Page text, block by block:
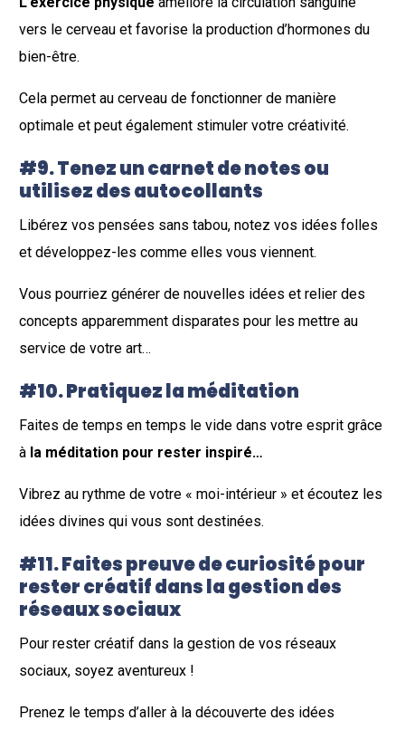
vers le cerveau et favorise la production d’hormones du
bien-être.
Cela permet au cerveau de fonctionner de manière
optimale et peut également stimuler votre créativité.
#9. Tenez un carnet de notes ou
utilisez des autocollants
Libérez vos pensées sans tabou, notez vos idées folles
et développez-les comme elles vous viennent.
Vous pourriez générer de nouvelles idées et relier des
concepts apparemment disparates pour les mettre au
service de votre art…
#10. Pratiquez la méditation
Faites de temps en temps le vide dans votre esprit grâce
à la méditation pour rester inspiré…
Vibrez au rythme de votre « moi-intérieur » et écoutez les
idées divines qui vous sont destinées.
#11. Faites preuve de curiosité pour
rester créatif dans la gestion des
réseaux sociaux
Pour rester créatif dans la gestion de vos réseaux
sociaux, soyez aventureux !
Prenez le temps d’aller à la découverte des idées